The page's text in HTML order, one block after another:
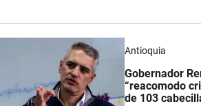
Antioquia
Gobernador
“reacomodo
de 103